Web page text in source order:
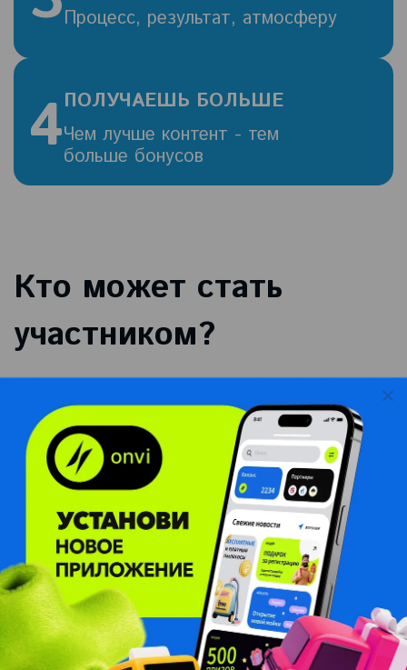
Процесс, результат, атмосферу
4ПОЛУЧАЕШЬ БОЛЬШЕ
Чем лучше контент - тем
больше бонусов
Кто может стать
участником?
ТЕМ, КТО СНИМАЕТ
КОНТЕНТ
TikTok, Reels, Shorts, VK, Max
— не важно где